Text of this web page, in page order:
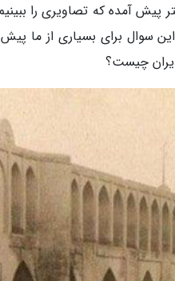
آمده که تصاویری را
سوال برای بسیاری از ما
ایران چیست؟